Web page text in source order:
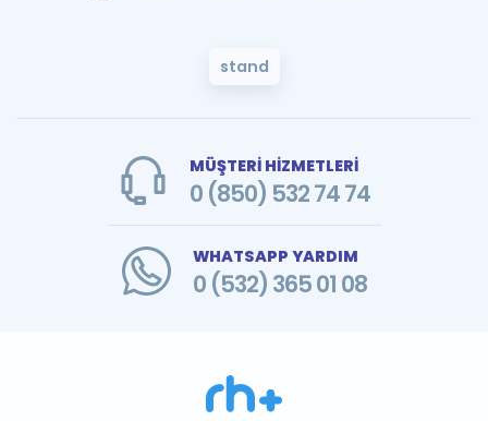
stand
MÜŞTERİ HİZMETLERİ
0 (850) 532 74 74
WHATSAPP YARDIM
0 (532) 365 01 08